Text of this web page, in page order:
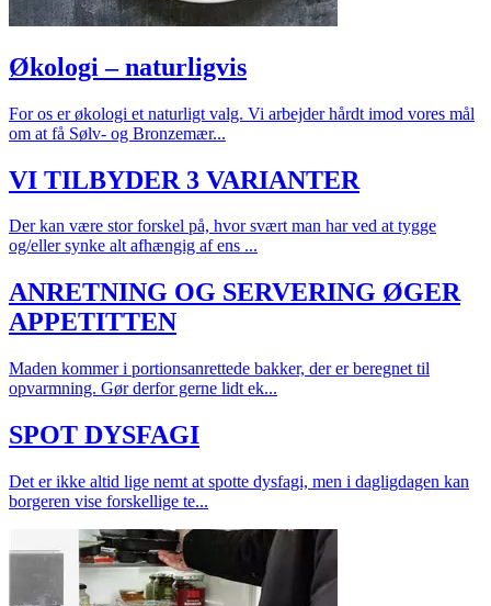
Økologi – naturligvis
For os er økologi et naturligt valg. Vi arbejder hårdt imod vores mål
om at få Sølv- og Bronzemær...
VI TILBYDER 3 VARIANTER
Der kan være stor forskel på, hvor svært man har ved at tygge
og/eller synke alt afhængig af ens ...
ANRETNING OG SERVERING ØGER
APPETITTEN
Maden kommer i portionsanrettede bakker, der er beregnet til
opvarmning. Gør derfor gerne lidt ek...
SPOT DYSFAGI
Det er ikke altid lige nemt at spotte dysfagi, men i dagligdagen kan
borgeren vise forskellige te...